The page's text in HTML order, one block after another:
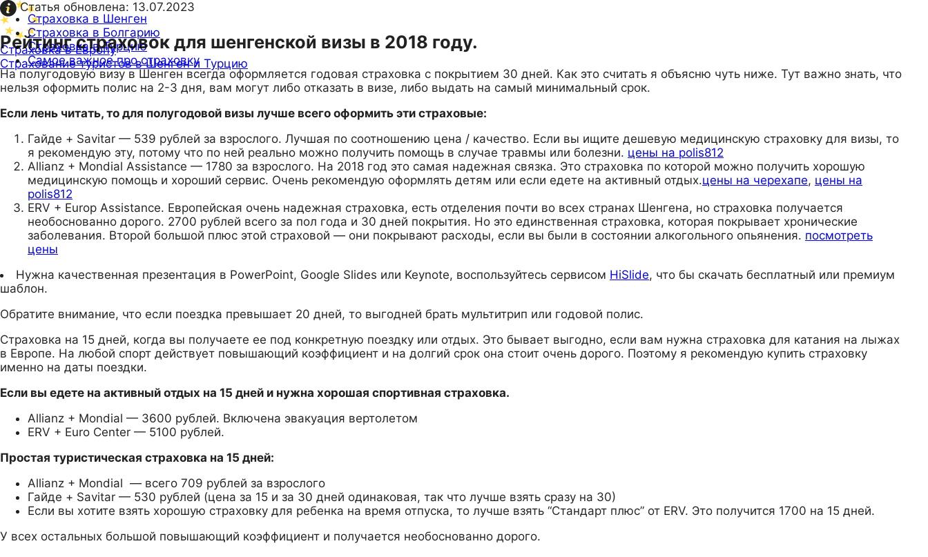
Страховка в Европу
Страхование туристов в Шенген и Турцию
Страховка в Шенген
Страховка в Болгарию
Страховка в Турцию
Самое важное про страховку
Статья обновлена: 13.07.2023
Рейтинг страховок для шенгенской визы в 2018 году.
На полугодовую визу в Шенген всегда оформляется годовая страховка с покрытием 30 дней. Как это считать я объясню чуть ниже. Тут важно знать, что
нельзя оформить полис на 2-3 дня, вам могут либо отказать в визе, либо выдать на самый минимальный срок.
Если лень читать, то для полугодовой визы лучше всего оформить эти страховые:
Гайде + Savitar — 539 рублей за взрослого. Лучшая по соотношению цена / качество. Если вы ищите дешевую медицинскую страховку для визы, то
я рекомендую эту, потому что по ней реально можно получить помощь в случае травмы или болезни. цены на polis812
Allianz + Mondial Assistance — 1780 за взрослого. На 2018 год это самая надежная связка. Это страховка по которой можно получить хорошую
медицинскую помощь и хороший сервис. Очень рекомендую оформлять детям или если едете на активный отдых.цены на черехапе, цены на
polis812
ERV + Europ Assistance. Европейская очень надежная страховка, есть отделения почти во всех странах Шенгена, но страховка получается
необоснованно дорого. 2700 рублей всего за пол года и 30 дней покрытия. Но это единственная страховка, которая покрывает хронические
заболевания. Второй большой плюс этой страховой — они покрывают расходы, если вы были в состоянии алкогольного опьянения. посмотреть
цены
Нужна качественная презентация в PowerPoint, Google Slides или Keynote, воспользуйтесь сервисом HiSlide, что бы скачать бесплатный или премиум
шаблон.
Обратите внимание, что если поездка превышает 20 дней, то выгодней брать мультитрип или годовой полис.
Страховка на 15 дней, когда вы получаете ее под конкретную поездку или отдых. Это бывает выгодно, если вам нужна страховка для катания на лыжах
в Европе. На любой спорт действует повышающий коэффициент и на долгий срок она стоит очень дорого. Поэтому я рекомендую купить страховку
именно на даты поездки.
Если вы едете на активный отдых на 15 дней и нужна хорошая спортивная страховка.
Allianz + Mondial — 3600 рублей. Включена эвакуация вертолетом
ERV + Euro Center — 5100 рублей.
Простая туристическая страховка на 15 дней:
Allianz + Mondial — всего 709 рублей за взрослого
Гайде + Savitar — 530 рублей (цена за 15 и за 30 дней одинаковая, так что лучше взять сразу на 30)
Если вы хотите взять хорошую страховку для ребенка на время отпуска, то лучше взять “Стандарт плюс” от ERV. Это получится 1700 на 15 дней.
У всех остальных большой повышающий коэффициент и получается необоснованно дорого.